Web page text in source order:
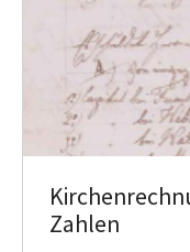
Zahlen